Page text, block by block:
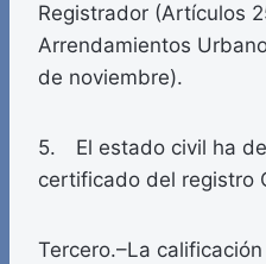
Registrador (Artículos
Arrendamientos
de noviembre).
5. El estado civil ha
certificado del registro
Tercero.–La